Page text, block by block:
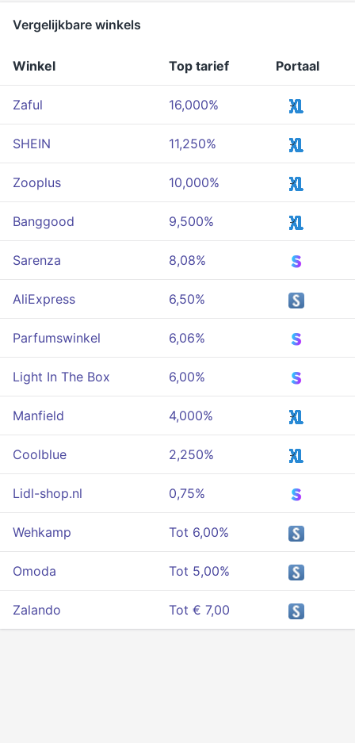
Vergelijkbare winkels
Winkel Top tarief Portaal
Zaful 16,000%
SHEIN 11,250%
Zooplus 10,000%
Banggood 9,500%
Sarenza 8,08%
AliExpress 6,50%
Parfumswinkel 6,06%
Light In The Box 6,00%
Manfield 4,000%
Coolblue 2,250%
Lidl-shop.nl 0,75%
Wehkamp Tot 6,00%
Omoda Tot 5,00%
Zalando Tot € 7,00